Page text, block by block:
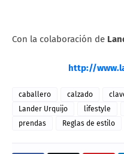
Con la colaboración de
http://
caballero calzado
Lander Urquijo
lifestyle
prendas
Reglas de estilo